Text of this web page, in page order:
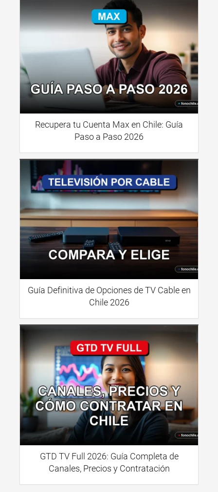
Recupera tu Cuenta Max en Chile: Guía
Paso a Paso 2026
Guía Definitiva de Opciones de TV Cable en
Chile 2026
GTD TV Full 2026: Guía Completa de
Canales, Precios y Contratación